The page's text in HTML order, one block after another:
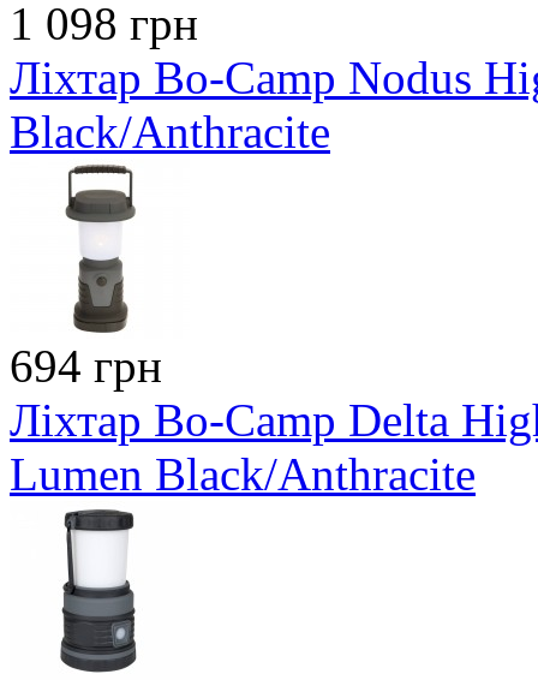
1 098 грн
Ліхтар Bo-Camp Nodus
Black/Anthracite
694 грн
Ліхтар Bo-Camp Delta
Lumen Black/Anthracite